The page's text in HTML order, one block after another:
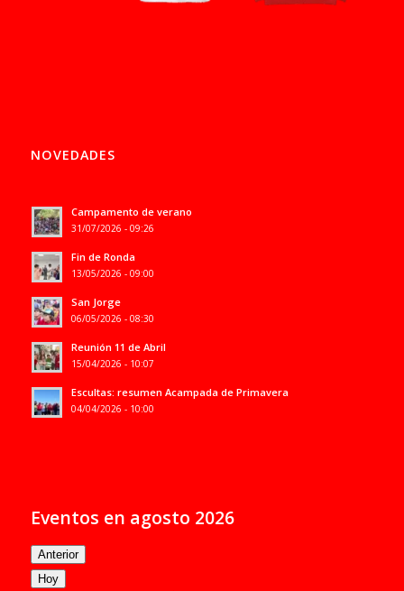
NOVEDADES
Campamento de verano
31/07/2026 - 09:26
Fin de Ronda
13/05/2026 - 09:00
San Jorge
06/05/2026 - 08:30
Reunión 11 de Abril
15/04/2026 - 10:07
Escultas: resumen Acampada de Primavera
04/04/2026 - 10:00
Eventos en agosto 2026
Anterior
Hoy